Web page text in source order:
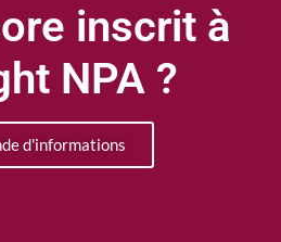
inscrit à
NPA ?
d'informations